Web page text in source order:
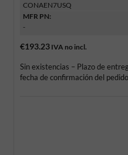
CONAEN7USQ
MFR PN:
-
€193.23IVA no incl.
Sin existencias – Plazo de
fecha de confirmación del pedido